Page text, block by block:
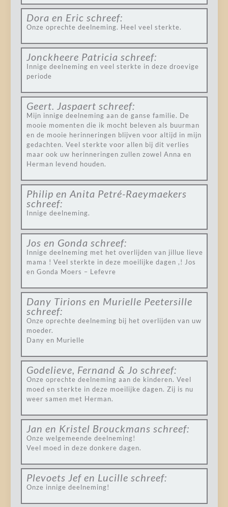
Dora en Eric schreef:
Onze oprechte deelneming. Heel veel sterkte.
Jonckheere Patricia schreef:
Innige deelneming en veel sterkte in deze droevige
periode
Geert. Jaspaert schreef:
Mijn innige deelneming aan de ganse familie. De
mooie momenten die ik mocht beleven als buurman
en de mooie herinneringen blijven voor altijd in mijn
gedachten. Veel sterkte voor allen bij dit verlies
maar ook uw herinneringen zullen zowel Anna en
Herman levend houden.
Philip en Anita Petré-Raeymaekers
schreef:
Innige deelneming.
Jos en Gonda schreef:
Innige deelneming met het overlijden van jillue lieve
mama ! Veel sterkte in deze moeilijke dagen ,! Jos
en Gonda Moers – Lefevre
Dany Tirions en Murielle Peetersille
schreef:
Onze oprechte deelneming bij het overlijden van uw
moeder.
Dany en Murielle
Godelieve, Fernand & Jo schreef:
Onze oprechte deelneming aan de kinderen. Veel
moed en sterkte in deze moeilijke dagen. Zij is nu
weer samen met Herman.
Jan en Kristel Brouckmans schreef:
Onze welgemeende deelneming!
Veel moed in deze donkere dagen.
Plevoets Jef en Lucille schreef:
Onze innige deelneming!